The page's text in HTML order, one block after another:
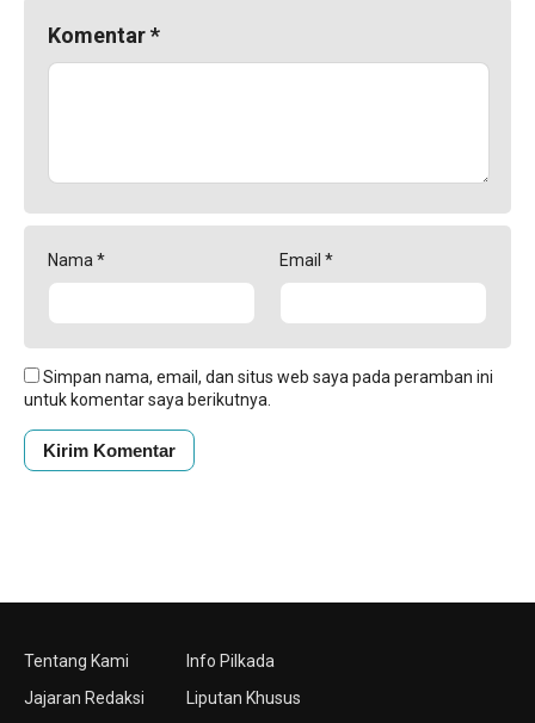
Komentar*
Nama * Email *
Simpan nama, email, dan situs web saya pada peramban ini
untuk komentar saya berikutnya.
Tentang Kami
Jajaran Redaksi
Info Pilkada
Liputan Khusus